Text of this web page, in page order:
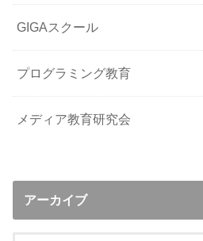
GIGAスクール
プログラミング教育
メディア教育研究会
アーカイブ